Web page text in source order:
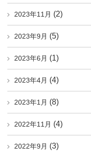
2023年11月 (2)
2023年9月 (5)
2023年6月 (1)
2023年4月 (4)
2023年1月 (8)
2022年11月 (4)
2022年9月 (3)